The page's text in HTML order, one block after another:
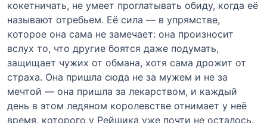
кокетничать, не умеет проглатывать обиду, когда её
называют отребьем. Её сила — в упрямстве,
которое она сама не замечает: она произносит
вслух то, что другие боятся даже подумать,
защищает чужих от обмана, хотя сама дрожит от
страха. Она пришла сюда не за мужем и не за
мечтой — она пришла за лекарством, и каждый
день в этом ледяном королевстве отнимает у неё
время, которого у Рейшика уже почти не осталось.